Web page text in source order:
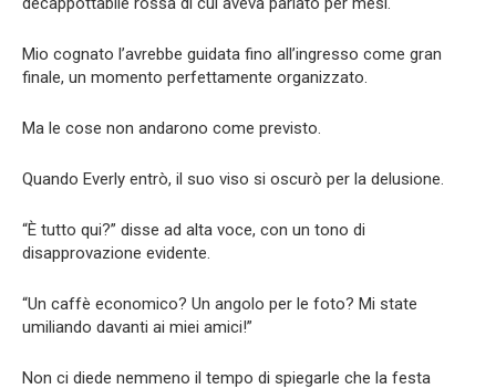
Mio cognato l’avrebbe guidata fino all’ingresso come gran
finale, un momento perfettamente organizzato.
Ma le cose non andarono come previsto.
Quando Everly entrò, il suo viso si oscurò per la delusione.
“È tutto qui?” disse ad alta voce, con un tono di
disapprovazione evidente.
“Un caffè economico? Un angolo per le foto? Mi state
umiliando davanti ai miei amici!”
Non ci diede nemmeno il tempo di spiegarle che la festa